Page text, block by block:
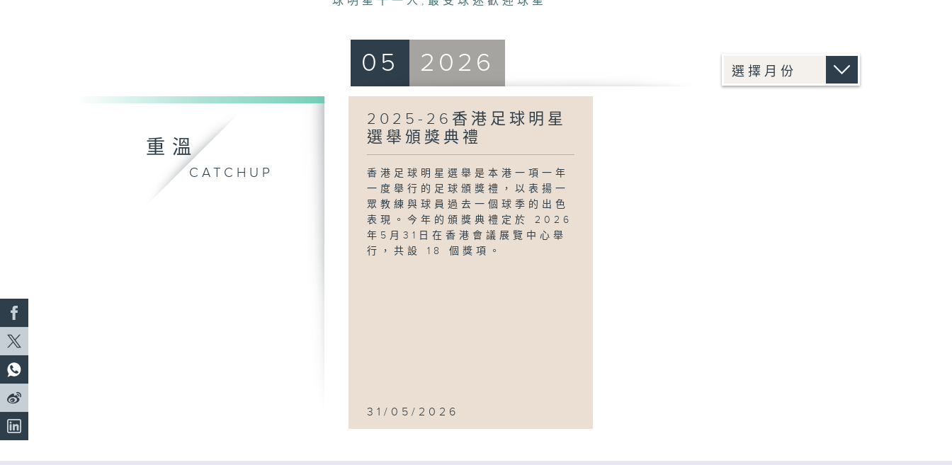
重溫
CATCHUP
05 2026
2025-26香港足球明星
選舉頒獎典禮
香港足球明星選舉是本港一項一年
一度舉行的足球頒獎禮，以表揚一
眾教練與球員過去一個球季的出色
表現。今年的頒獎典禮定於 2026
年5月31日在香港會議展覽中心舉
行，共設 18 個獎項。
31/05/2026